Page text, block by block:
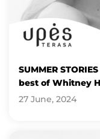
SUMMER
best of Whitney
27 June, 2024